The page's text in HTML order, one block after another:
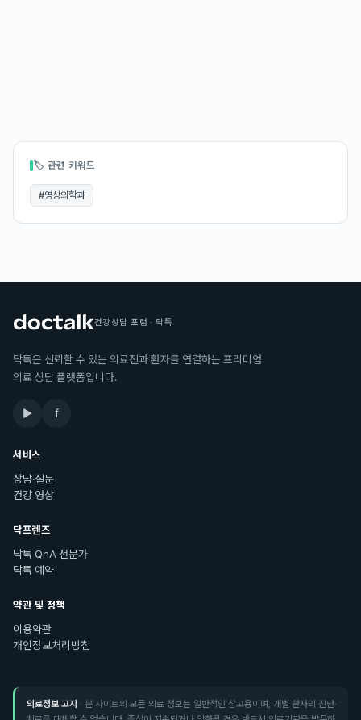
🏷 관련 키워드
#영상의학과
건강상담 포럼 · 닥톡
닥톡은 신뢰할 수 있는 의료진과 환자를 연결하는 프리미엄
의료 상담 플랫폼입니다.
▶ f
서비스
상담·질문
건강 영상
닥프렌즈
닥톡 QnA 전문가
닥톡 예약
약관 및 정책
이용약관
개인정보처리방침
의료정보 고지 · 본 사이트의 모든 의료 정보는 일반적인 참고용이며, 개별 환자의 진단·